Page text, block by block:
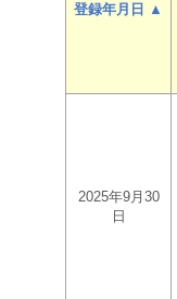
登録年月日 ▲
2025年9月30
日